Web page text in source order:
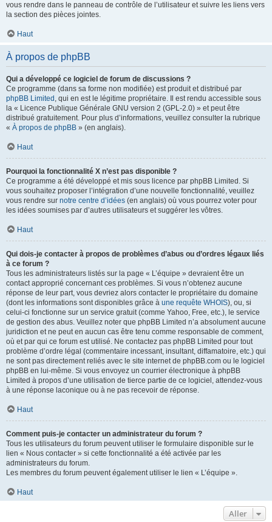
vous rendre dans le panneau de contrôle de l’utilisateur et suivre les liens vers
la section des pièces jointes.
Haut
À propos de phpBB
Qui a développé ce logiciel de forum de discussions ?
Ce programme (dans sa forme non modifiée) est produit et distribué par
phpBB Limited , qui en est le légitime propriétaire. Il est rendu accessible sous
la « Licence Publique Générale GNU version 2 (GPL-2.0) » et peut être
distribué gratuitement. Pour plus d’informations, veuillez consulter la rubrique
« À propos de phpBB » (en anglais).
Haut
Pourquoi la fonctionnalité X n’est pas disponible ?
Ce programme a été développé et mis sous licence par phpBB Limited. Si
vous souhaitez proposer l’intégration d’une nouvelle fonctionnalité, veuillez
vous rendre sur notre centre d’idées (en anglais) où vous pourrez voter pour
les idées soumises par d’autres utilisateurs et suggérer les vôtres.
Haut
Qui dois-je contacter à propos de problèmes d’abus ou d’ordres légaux liés
à ce forum ?
Tous les administrateurs listés sur la page « L’équipe » devraient être un
contact approprié concernant ces problèmes. Si vous n’obtenez aucune
réponse de leur part, vous devriez alors contacter le propriétaire du domaine
(dont les informations sont disponibles grâce à une requête WHOIS), ou, si
celui-ci fonctionne sur un service gratuit (comme Yahoo, Free, etc.), le service
de gestion des abus. Veuillez noter que phpBB Limited n’a absolument aucune
juridiction et ne peut en aucun cas être tenu comme responsable de comment,
où et par qui ce forum est utilisé. Ne contactez pas phpBB Limited pour tout
problème d’ordre légal (commentaire incessant, insultant, diffamatoire, etc.) qui
ne sont pas directement reliés avec le site internet de phpBB.com ou le logiciel
phpBB en lui-même. Si vous envoyez un courrier électronique à phpBB
Limited à propos d’une utilisation de tierce partie de ce logiciel, attendez-vous
à une réponse laconique ou à ne pas recevoir de réponse.
Haut
Comment puis-je contacter un administrateur du forum ?
Tous les utilisateurs du forum peuvent utiliser le formulaire disponible sur le
lien « Nous contacter » si cette fonctionnalité a été activée par les
administrateurs du forum.
Les membres du forum peuvent également utiliser le lien « L’équipe ».
Haut
Aller